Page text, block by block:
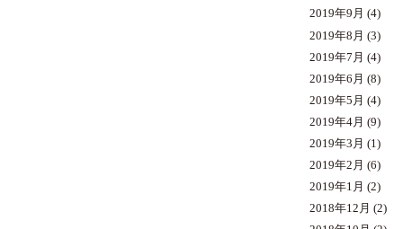
2019年9月 (4)
2019年8月 (3)
2019年7月 (4)
2019年6月 (8)
2019年5月 (4)
2019年4月 (9)
2019年3月 (1)
2019年2月 (6)
2019年1月 (2)
2018年12月 (2)